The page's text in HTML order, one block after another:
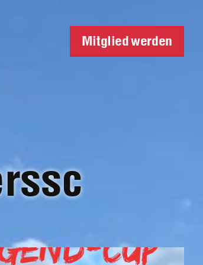
Mitglied werden